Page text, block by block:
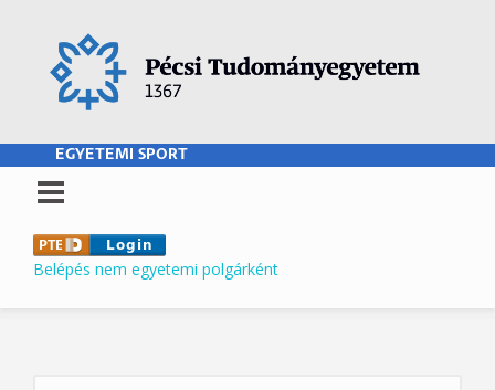
EGYETEMI SPORT
Belépés nem egyetemi polgárként